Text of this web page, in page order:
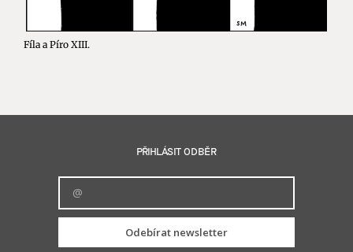
Fíla a Píro XIII.
PŘIHLÁSIT ODBĚR
Odebírat newsletter